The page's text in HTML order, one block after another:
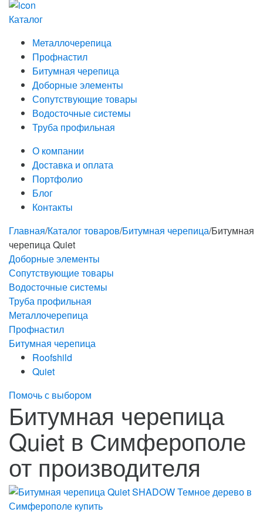
Каталог
Металлочерепица
Профнастил
Битумная черепица
Доборные элементы
Сопутствующие товары
Водосточные системы
Труба профильная
О компании
Доставка и оплата
Портфолио
Блог
Контакты
Главная/Каталог товаров/Битумная черепица/Битумная
черепица Quiet
Доборные элементы
Сопутствующие товары
Водосточные системы
Труба профильная
Металлочерепица
Профнастил
Битумная черепица
Roofshild
Quiet
Помочь с выбором
Битумная черепица
Quiet в Симферополе
от производителя